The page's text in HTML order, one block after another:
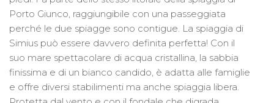
Porto Giunco, raggiungibile con una passeggiata
perché le due spiagge sono contigue. La spiaggia di
Simius può essere davvero definita perfetta! Con il
suo mare spettacolare di acqua cristallina, la sabbia
finissima e di un bianco candido, è adatta alle famiglie
e offre diversi stabilimenti ma anche spiaggia libera.